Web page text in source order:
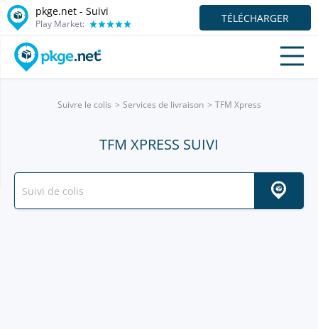
pkge.net - Suivi
Play Market: TÉLÉCHARGER
Suivre le colis Services de livraison TFM Xpress
TFM XPRESS SUIVI